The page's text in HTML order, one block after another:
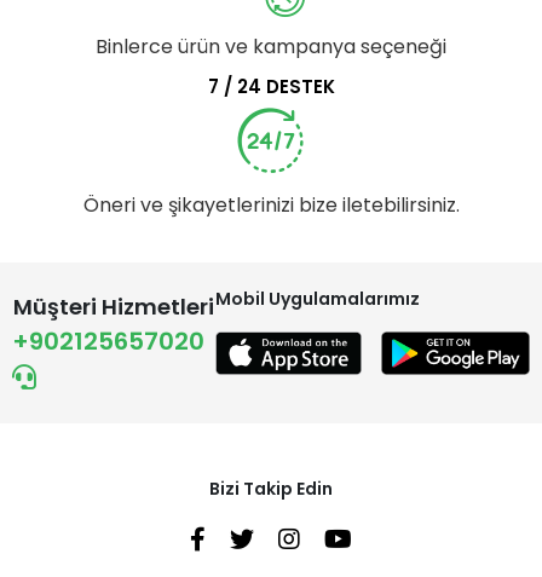
Binlerce ürün ve kampanya seçeneği
7 / 24 DESTEK
Öneri ve şikayetlerinizi bize iletebilirsiniz.
Müşteri Hizmetleri
+902125657020
Mobil Uygulamalarımız
Bizi Takip Edin